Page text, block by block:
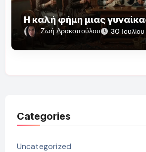
Η καλή φήμη μιας
Ζωή Δρακοπούλου 30
Categories
Uncategorized